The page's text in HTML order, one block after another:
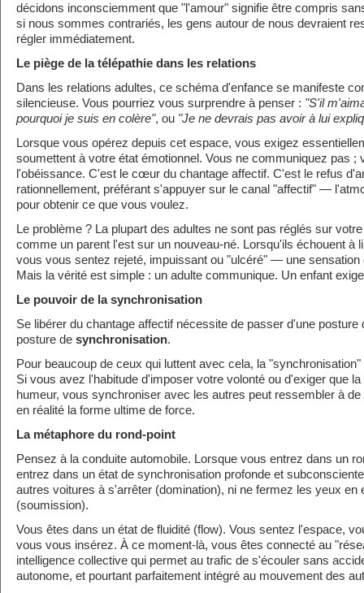
décidons inconsciemment que "l'amour" signifie être compris
si nous sommes contrariés, les gens autour de nous devraient
régler immédiatement.
Le piège de la télépathie dans les relations
Dans les relations adultes, ce schéma d'enfance se manifeste
silencieuse. Vous pourriez vous surprendre à penser : "S'il
pourquoi je suis en colère", ou "Je ne devrais pas avoir à lui
Lorsque vous opérez depuis cet espace, vous exigez
soumettent à votre état émotionnel. Vous ne communiquez pas ;
l'obéissance. C'est le cœur du chantage affectif. C'est le refus
rationnellement, préférant s'appuyer sur le canal "affectif" —
pour obtenir ce que vous voulez.
Le problème ? La plupart des adultes ne sont pas réglés sur
comme un parent l'est sur un nouveau-né. Lorsqu'ils échouent à
vous vous sentez rejeté, impuissant ou "ulcéré" — une sensation
Mais la vérité est simple : un adulte communique. Un enfant
Le pouvoir de la synchronisation
Se libérer du chantage affectif nécessite de passer d'une posture
posture de synchronisation.
Pour beaucoup de ceux qui luttent avec cela, la
Si vous avez l'habitude d'imposer votre volonté ou d'exiger que
humeur, vous synchroniser avec les autres peut ressembler à
en réalité la forme ultime de force.
La métaphore du rond-point
Pensez à la conduite automobile. Lorsque vous entrez dans un
entrez dans un état de synchronisation profonde et
autres voitures à s'arrêter (domination), ni ne fermez les yeux en
(soumission).
Vous êtes dans un état de fluidité (flow). Vous sentez l'espace,
vous vous insérez. À ce moment-là, vous êtes connecté au
intelligence collective qui permet au trafic de s'écouler sans
autonome, et pourtant parfaitement intégré au mouvement des